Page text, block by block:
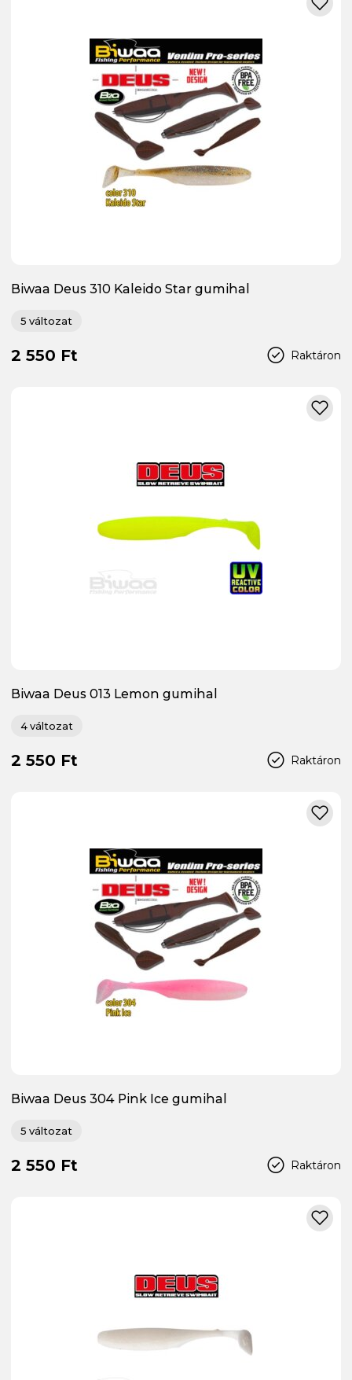
Biwaa Deus 310 Kaleido Star gumihal
5 változat
Raktáron
2 550 Ft
Biwaa Deus 013 Lemon gumihal
4 változat
Raktáron
2 550 Ft
Biwaa Deus 304 Pink Ice gumihal
5 változat
Raktáron
2 550 Ft